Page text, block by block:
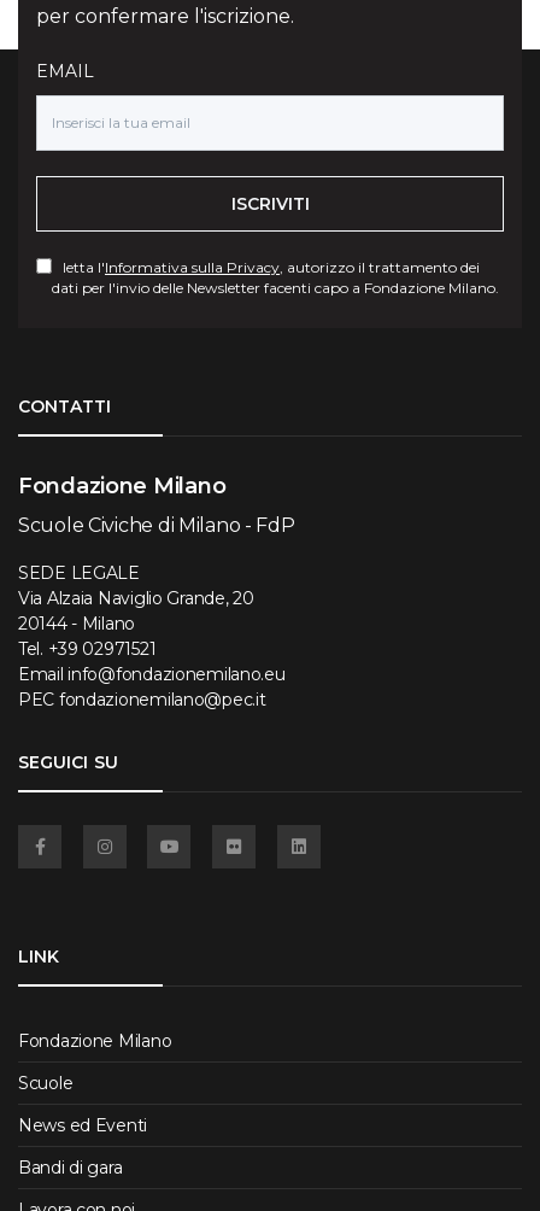
per confermare l'iscrizione.
EMAIL
ISCRIVITI
letta l'Informativa sulla Privacy , autorizzo il trattamento dei
dati per l'invio delle Newsletter facenti capo a Fondazione Milano.
CONTATTI
Fondazione Milano
Scuole Civiche di Milano - FdP
SEDE LEGALE
Via Alzaia Naviglio Grande, 20
20144 - Milano
Tel. +39 02971521
Email info@fondazionemilano.eu
PEC fondazionemilano@pec.it
SEGUICI SU
LINK
Fondazione Milano
Scuole
News ed Eventi
Bandi di gara